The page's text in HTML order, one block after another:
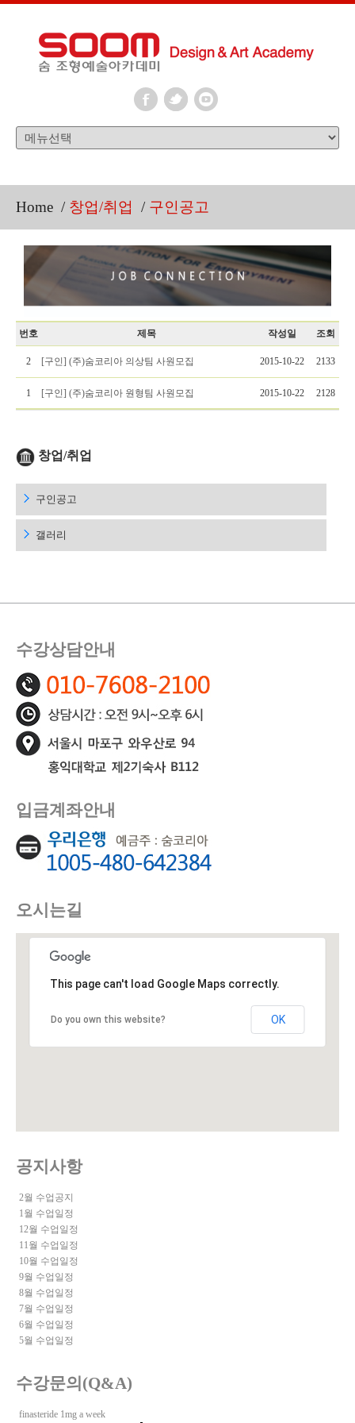
Home / 창업/취업 / 구인공고
번호 제목 작성일 조회
2 [구인] (주)숨코리아 의상팀 사원모집 2015-10-22 2133
1 [구인] (주)숨코리아 원형팀 사원모집 2015-10-22 2128
창업/취업
구인공고
갤러리
수강상담안내
입금계좌안내
오시는길
This page can't load Google Maps correctly.
Do you own this website? OK
공지사항
2월 수업공지
1월 수업일정
12월 수업일정
11월 수업일정
10월 수업일정
9월 수업일정
8월 수업일정
7월 수업일정
6월 수업일정
5월 수업일정
수강문의(Q&A)
finasteride 1mg a week